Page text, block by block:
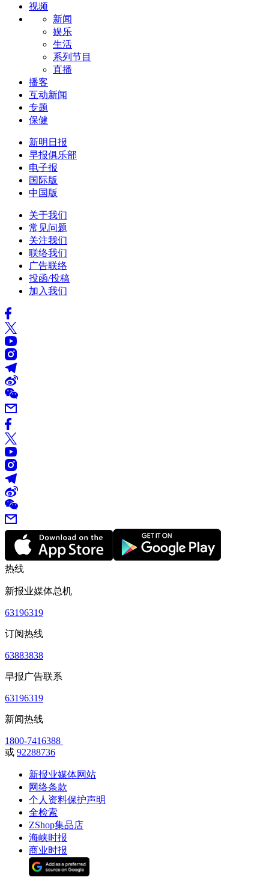
视频
新闻
娱乐
生活
系列节目
直播
播客
互动新闻
专题
保健
新明日报
早报俱乐部
电子报
国际版
中国版
关于我们
常见问题
关注我们
联络我们
广告联络
投函/投稿
加入我们
热线
新报业媒体总机
63196319
订阅热线
63883838
早报广告联系
63196319
新闻热线
1800-7416388
或 92288736
新报业媒体网站
网络条款
个人资料保护声明
全检索
ZShop集品店
海峡时报
商业时报